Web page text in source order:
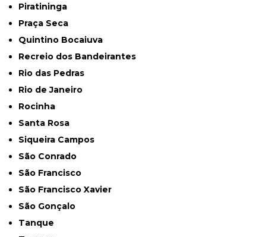
Piratininga
Praça Seca
Quintino Bocaiuva
Recreio dos Bandeirantes
Rio das Pedras
Rio de Janeiro
Rocinha
Santa Rosa
Siqueira Campos
São Conrado
São Francisco
São Francisco Xavier
São Gonçalo
Tanque